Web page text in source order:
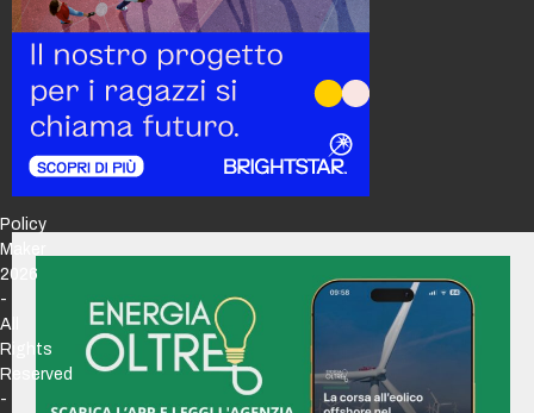
Policy
Maker
2026
-
All
Rights
Reserved
-